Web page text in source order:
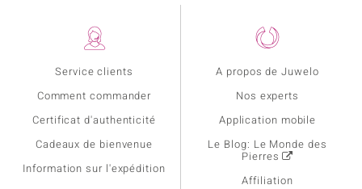
Service clients
Comment commander
Certificat d'authenticité
Cadeaux de bienvenue
Information sur l'expédition
A propos de Juwelo
Nos experts
Application mobile
Le Blog: Le Monde des
Pierres
Affiliation